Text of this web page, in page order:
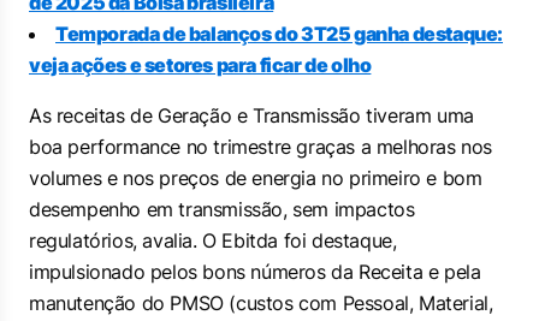
Temporada de balanços do 3T25 ganha destaque:
veja ações e setores para ficar de olho
As receitas de Geração e Transmissão tiveram uma
boa performance no trimestre graças a melhoras nos
volumes e nos preços de energia no primeiro e bom
desempenho em transmissão, sem impactos
regulatórios, avalia. O Ebitda foi destaque,
impulsionado pelos bons números da Receita e pela
manutenção do PMSO (custos com Pessoal, Material,